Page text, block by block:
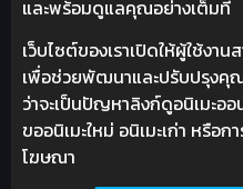
และพร้อมดูแลคุณอย่างเต็มที่
เว็บไซต์ของเราเปิดให้ผู้ใช้ง
เพื่อช่วยพัฒนาและปรับปรุงคุ
ว่าจะเป็นปัญหาลิงก์ดูอนิเมะออ
ขออนิเมะใหม่ อนิเมะเก่า หรือ
โฆษณา